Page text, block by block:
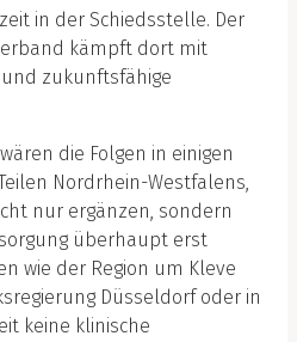
in der Schiedsstelle. Der
kämpft dort mit
zukunftsfähige
die Folgen in einigen
Nordrhein-Westfalens,
nur ergänzen, sondern
überhaupt erst
wie der Region um Kleve
Düsseldorf oder in
keine klinische